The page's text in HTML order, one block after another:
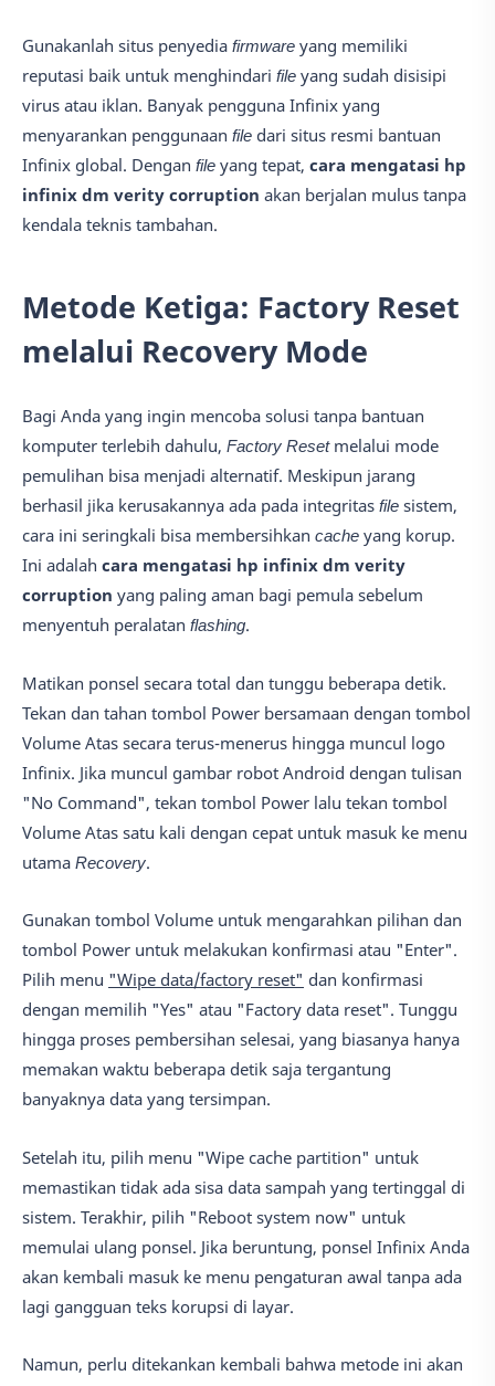
Gunakanlah situs penyedia firmware yang memiliki
reputasi baik untuk menghindari file yang sudah disisipi
virus atau iklan. Banyak pengguna Infinix yang
menyarankan penggunaan file dari situs resmi bantuan
Infinix global. Dengan file yang tepat, cara mengatasi hp
infinix dm verity corruption akan berjalan mulus tanpa
kendala teknis tambahan.
Metode Ketiga: Factory Reset
melalui Recovery Mode
Bagi Anda yang ingin mencoba solusi tanpa bantuan
komputer terlebih dahulu, Factory Resetmelalui mode
pemulihan bisa menjadi alternatif. Meskipun jarang
berhasil jika kerusakannya ada pada integritas file sistem,
cara ini seringkali bisa membersihkan cache yang korup.
Ini adalah cara mengatasi hp infinix dm verity
corruption yang paling aman bagi pemula sebelum
menyentuh peralatan flashing.
Matikan ponsel secara total dan tunggu beberapa detik.
Tekan dan tahan tombol Power bersamaan dengan tombol
Volume Atas secara terus-menerus hingga muncul logo
Infinix. Jika muncul gambar robot Android dengan tulisan
"No Command", tekan tombol Power lalu tekan tombol
Volume Atas satu kali dengan cepat untuk masuk ke menu
utama Recovery.
Gunakan tombol Volume untuk mengarahkan pilihan dan
tombol Power untuk melakukan konfirmasi atau "Enter".
Pilih menu "Wipe data/factory reset" dan konfirmasi
dengan memilih "Yes" atau "Factory data reset". Tunggu
hingga proses pembersihan selesai, yang biasanya hanya
memakan waktu beberapa detik saja tergantung
banyaknya data yang tersimpan.
Setelah itu, pilih menu "Wipe cache partition" untuk
memastikan tidak ada sisa data sampah yang tertinggal di
sistem. Terakhir, pilih "Reboot system now" untuk
memulai ulang ponsel. Jika beruntung, ponsel Infinix Anda
akan kembali masuk ke menu pengaturan awal tanpa ada
lagi gangguan teks korupsi di layar.
Namun, perlu ditekankan kembali bahwa metode ini akan